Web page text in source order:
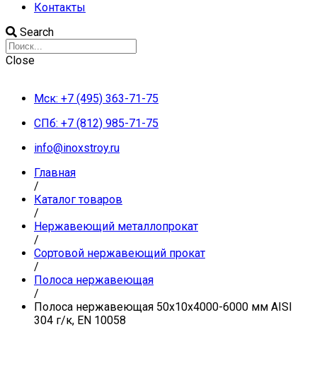
Контакты
Search
Close
Мск: +7 (495) 363-71-75
СПб: +7 (812) 985-71-75
info@inoxstroy.ru
Главная
/
Каталог товаров
/
Нержавеющий металлопрокат
/
Сортовой нержавеющий прокат
/
Полоса нержавеющая
/
Полоса нержавеющая 50х10х4000-6000 мм AISI
304 г/к, EN 10058